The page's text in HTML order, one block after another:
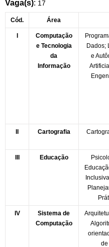
Vaga(s): 17
Cód. Área
Computação
e Tecnologia
da
Informação
Dados;
e
Cartografia
Educação
IV
Sistema de
Computação
de